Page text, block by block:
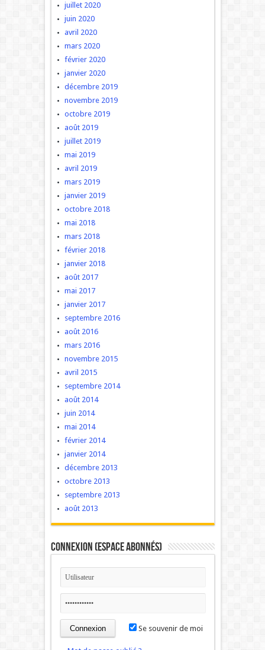
juillet 2020
juin 2020
avril 2020
mars 2020
février 2020
janvier 2020
décembre 2019
novembre 2019
octobre 2019
août 2019
juillet 2019
mai 2019
avril 2019
mars 2019
janvier 2019
octobre 2018
mai 2018
mars 2018
février 2018
janvier 2018
août 2017
mai 2017
janvier 2017
septembre 2016
août 2016
mars 2016
novembre 2015
avril 2015
septembre 2014
août 2014
juin 2014
mai 2014
février 2014
janvier 2014
décembre 2013
octobre 2013
septembre 2013
août 2013
Connexion (Espace Abonnés)
Se souvenir de moi